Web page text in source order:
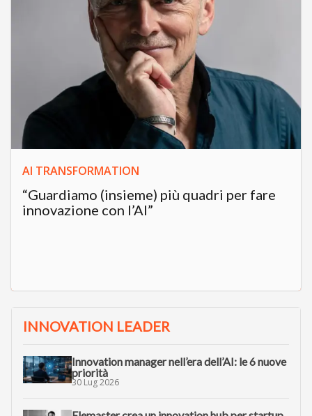
AI TRANSFORMATION
“Guardiamo (insieme) più quadri per fare
innovazione con l’AI”
INNOVATION LEADER
Innovation manager nell’era dell’AI: le 6 nuove
priorità
30 Lug 2026